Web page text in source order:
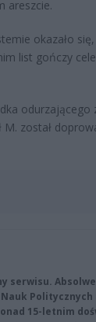
areszcie.
okazało
list gończy
został
serwisu.
15-letnim